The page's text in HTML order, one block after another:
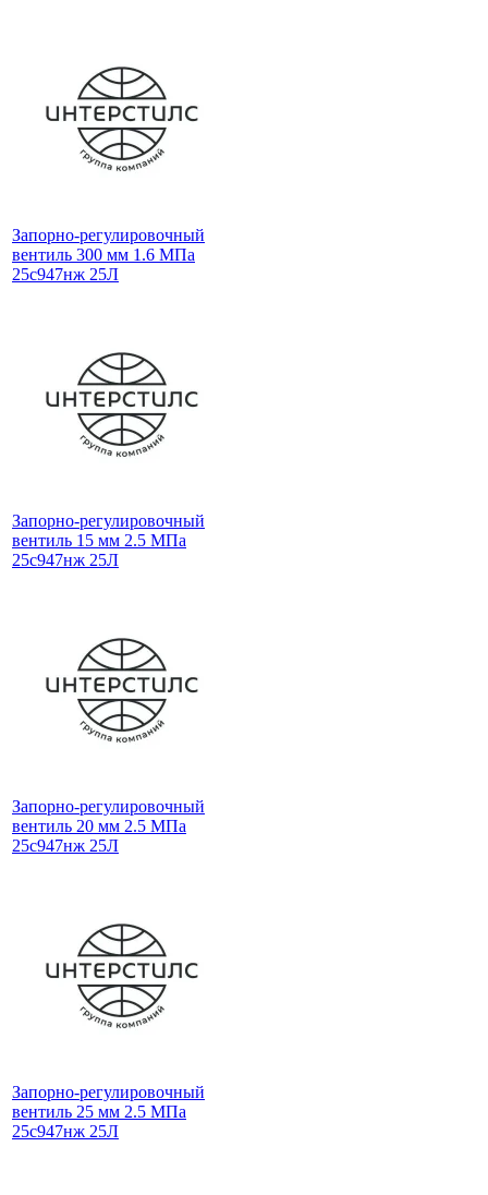
Запорно-регулировочный
вентиль 300 мм 1.6 МПа
25с947нж 25Л
Запорно-регулировочный
вентиль 15 мм 2.5 МПа
25с947нж 25Л
Запорно-регулировочный
вентиль 20 мм 2.5 МПа
25с947нж 25Л
Запорно-регулировочный
вентиль 25 мм 2.5 МПа
25с947нж 25Л